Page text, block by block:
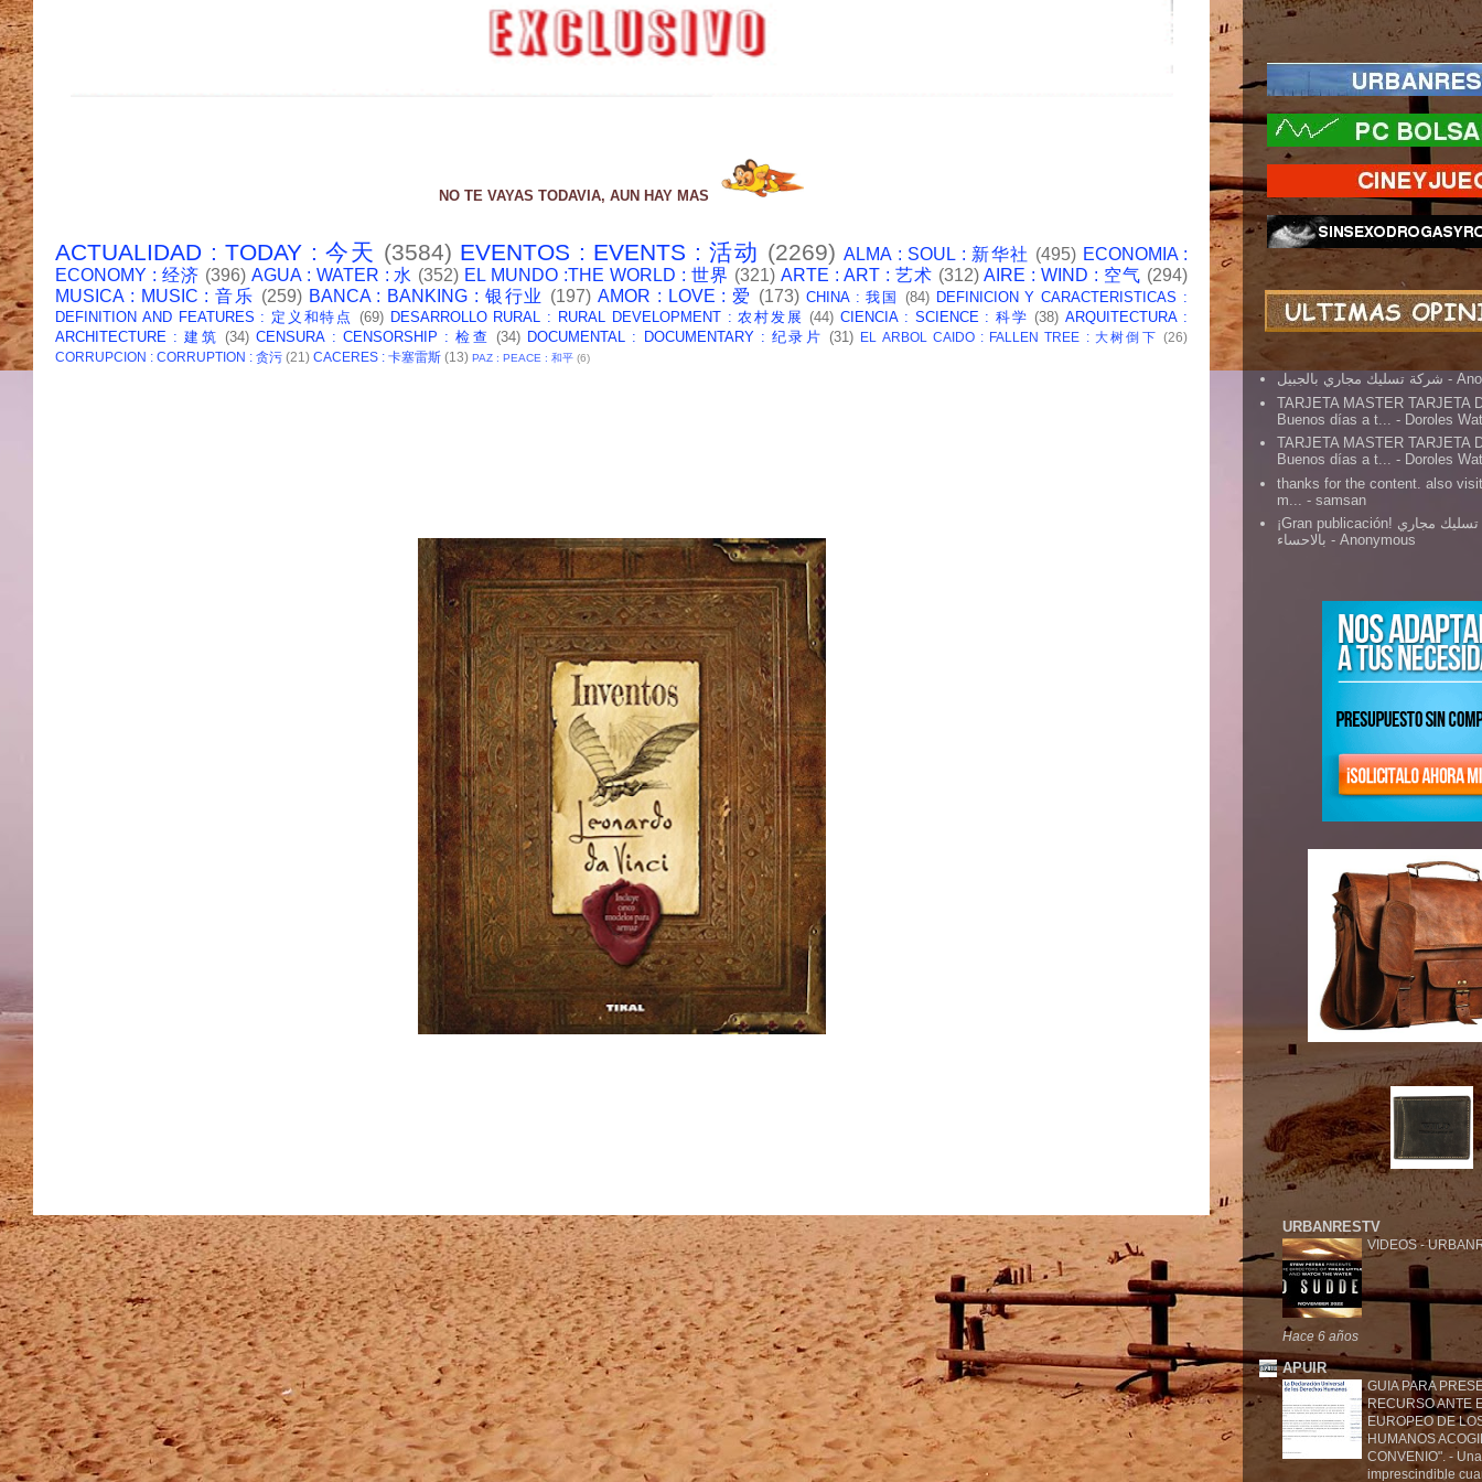
NO TE VAYAS TODAVIA, AUN HAY MAS
ACTUALIDAD : TODAY : 今天 (3584) EVENTOS : EVENTS : 活动 (2269) ALMA : SOUL : 新华社 (495) ECONOMIA :
ECONOMY : 经济 (396) AGUA : WATER : 水 (352) EL MUNDO :THE WORLD : 世界 (321) ARTE : ART : 艺术 (312) AIRE : WIND : 空气 (294)
MUSICA : MUSIC : 音乐 (259) BANCA : BANKING : 银行业 (197) AMOR : LOVE : 爱 (173) CHINA : 我国 (84) DEFINICION Y CARACTERISTICAS :
DEFINITION AND FEATURES : 定义和特点 (69) DESARROLLO RURAL : RURAL DEVELOPMENT : 农村发展 (44) CIENCIA : SCIENCE : 科学 (38) ARQUITECTURA :
ARCHITECTURE : 建筑 (34) CENSURA : CENSORSHIP : 检查 (34) DOCUMENTAL : DOCUMENTARY : 纪录片 (31) EL ARBOL CAIDO : FALLEN TREE : 大树倒下 (26)
CORRUPCION : CORRUPTION : 贪污 (21) CACERES : 卡塞雷斯 (13) PAZ : PEACE : 和平 (6)
شركة تسليك مجاري بالجبيل -
TARJETA MASTER TARJETA
Buenos días a t...
- Doroles
TARJETA MASTER TARJETA
Buenos días a t... - Doroles
thanks for the content. also
m...
- samsan
¡Gran publicación! شركة تسليك مجاري
بالاحساء - Anonymous
URBANRESTV
VIDEOS-
Hace 6 años
APUIR
GUIA PARA
RECURSO ANTE
EUROPEO DE
HUMANOS
CONVENIO". -
imprescindible